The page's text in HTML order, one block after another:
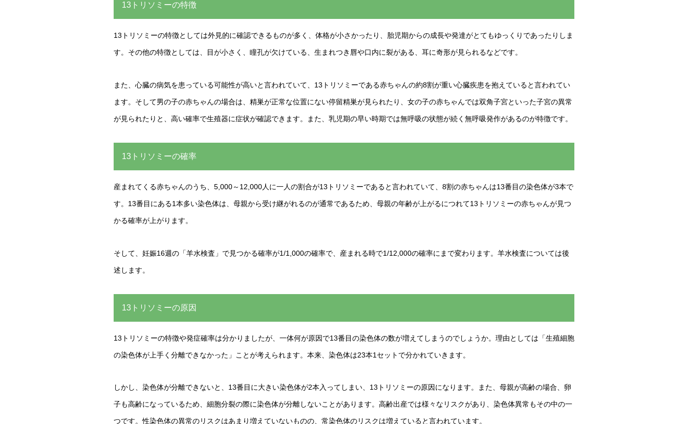
13トリソミーの特徴
13トリソミーの特徴としては外見的に確認できるものが多く、体格が小さかったり、胎児期からの成長や発達がとてもゆっくりであったりしま
す。その他の特徴としては、目が小さく、瞳孔が欠けている、生まれつき唇や口内に裂がある、耳に奇形が見られるなどです。
また、心臓の病気を患っている可能性が高いと言われていて、13トリソミーである赤ちゃんの約8割が重い心臓疾患を抱えていると言われてい
ます。そして男の子の赤ちゃんの場合は、精巣が正常な位置にない停留精巣が見られたり、女の子の赤ちゃんでは双角子宮といった子宮の異常
が見られたりと、高い確率で生殖器に症状が確認できます。また、乳児期の早い時期では無呼吸の状態が続く無呼吸発作があるのが特徴です。
13トリソミーの確率
産まれてくる赤ちゃんのうち、5,000～12,000人に一人の割合が13トリソミーであると言われていて、8割の赤ちゃんは13番目の染色体が3本で
す。13番目にある1本多い染色体は、母親から受け継がれるのが通常であるため、母親の年齢が上がるにつれて13トリソミーの赤ちゃんが見つ
かる確率が上がります。
そして、妊娠16週の「羊水検査」で見つかる確率が1/1,000の確率で、産まれる時で1/12,000の確率にまで変わります。羊水検査については後
述します。
13トリソミーの原因
13トリソミーの特徴や発症確率は分かりましたが、一体何が原因で13番目の染色体の数が増えてしまうのでしょうか。理由としては「生殖細胞
の染色体が上手く分離できなかった」ことが考えられます。本来、染色体は23本1セットで分かれていきます。
しかし、染色体が分離できないと、13番目に大きい染色体が2本入ってしまい、13トリソミーの原因になります。また、母親が高齢の場合、卵
子も高齢になっているため、細胞分裂の際に染色体が分離しないことがあります。高齢出産では様々なリスクがあり、染色体異常もその中の一
つです。性染色体の異常のリスクはあまり増えていないものの、常染色体のリスクは増えていると言われています。